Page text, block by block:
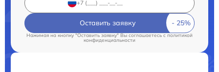
Оставить заявку
Нажимая на кнопку "Оставить заявку" Вы соглашаетесь cполитикой
конфиденциальности